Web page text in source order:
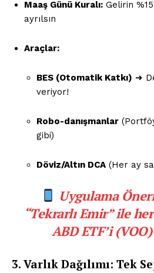
Maaş Günü Kuralı: Gelirin
ayrılsın
Araçlar:
BES (Otomatik Katkı) ➜
veriyor!
Robo-danışmanlar
gibi)
Döviz/Altın DCA (Her ay
Uygulama
“Tekrarlı Emir” ile
ABD ETF’i
3. Varlık Dağılımı: Tek